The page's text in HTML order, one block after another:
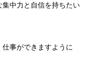
中力と自信を持ちたい
事ができますように